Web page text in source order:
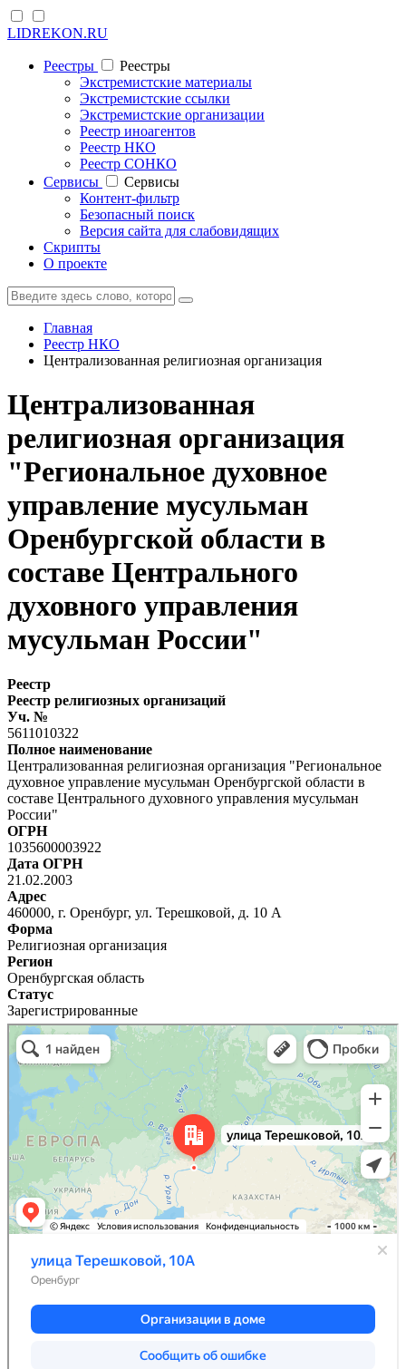
LIDREKON.RU
Реестры
Реестры
Экстремистские материалы
Экстремистские ссылки
Экстремистские организации
Реестр иноагентов
Реестр НКО
Реестр СОНКО
Cервисы
Cервисы
Контент-фильтр
Безопасный поиск
Версия сайта для слабовидящих
Скрипты
О проекте
Главная
Реестр НКО
Централизованная религиозная организация
Централизованная
религиозная организация
"Региональное духовное
управление мусульман
Оренбургской области в
составе Центрального
духовного управления
мусульман России"
Реестр
Реестр религиозных организаций
Уч. №
5611010322
Полное наименование
Централизованная религиозная организация "Региональное
духовное управление мусульман Оренбургской области в
составе Центрального духовного управления мусульман
России"
ОГРН
1035600003922
Дата ОГРН
21.02.2003
Адрес
460000, г. Оренбург, ул. Терешковой, д. 10 А
Форма
Религиозная организация
Регион
Оренбургская область
Статус
Зарегистрированные